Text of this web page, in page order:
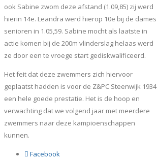
ook Sabine zwom deze afstand (1.09,85) zij werd
hierin 14e. Leandra werd hierop 10e bij de dames
senioren in 1.05,59. Sabine mocht als laatste in
actie komen bij de 200m vlinderslag helaas werd
ze door een te vroege start gediskwalificeerd.
Het feit dat deze zwemmers zich hiervoor
geplaatst hadden is voor de Z&PC Steenwijk 1934
een hele goede prestatie. Het is de hoop en
verwachting dat we volgend jaar met meerdere
zwemmers naar deze kampioenschappen
kunnen.
Facebook